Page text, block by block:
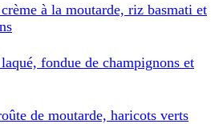
à la moutarde, riz basmati et
fondue de champignons et
de moutarde, haricots verts